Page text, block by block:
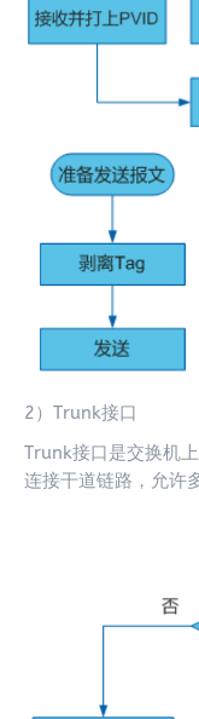
2）Trunk接口
Trunk接口是交换机
连接干道链路，允许